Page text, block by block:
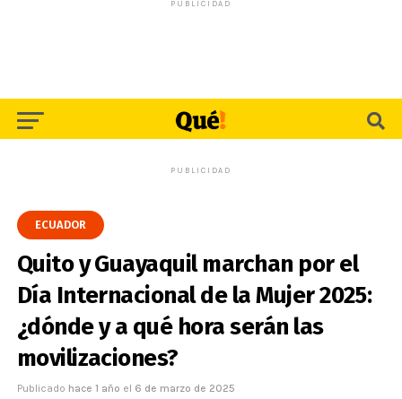
PUBLICIDAD
PUBLICIDAD
ECUADOR
Quito y Guayaquil marchan por el
Día Internacional de la Mujer 2025:
¿dónde y a qué hora serán las
movilizaciones?
Publicado hace 1 año el 6 de marzo de 2025